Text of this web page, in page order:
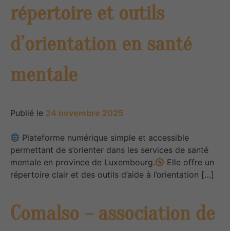
répertoire et outils
d’orientation en santé
mentale
Publié le 24 novembre 2025
Plateforme numérique simple et accessible
permettant de s’orienter dans les services de santé
mentale en province de Luxembourg.
Elle offre un
répertoire clair et des outils d’aide à l’orientation […]
Comalso – association de